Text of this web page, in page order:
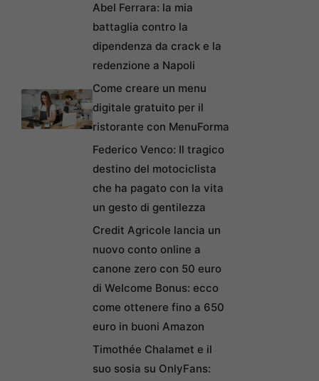
Abel Ferrara: la mia
battaglia contro la
dipendenza da crack e la
redenzione a Napoli
Come creare un menu
digitale gratuito per il
ristorante con MenuForma
Federico Venco: Il tragico
destino del motociclista
che ha pagato con la vita
un gesto di gentilezza
Credit Agricole lancia un
nuovo conto online a
canone zero con 50 euro
di Welcome Bonus: ecco
come ottenere fino a 650
euro in buoni Amazon
Timothée Chalamet e il
suo sosia su OnlyFans: